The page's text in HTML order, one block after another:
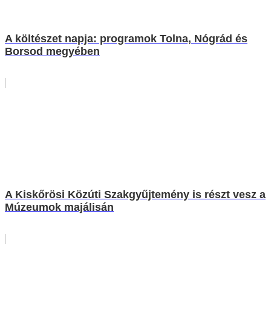
A költészet napja: programok Tolna, Nógrád és
Borsod megyében
A Kiskőrösi Közúti Szakgyűjtemény is részt vesz a
Múzeumok majálisán